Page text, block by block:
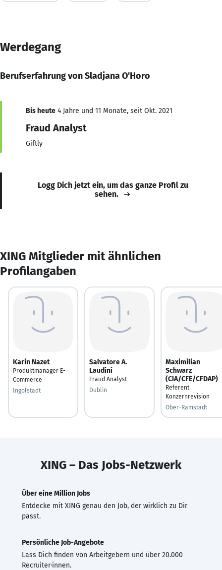
Werdegang
Berufserfahrung von Sladjana O'Horo
Bis heute 4 Jahre und 11 Monate, seit Okt. 2021
Fraud Analyst
Giftly
Logg Dich jetzt ein, um das ganze Profil zu
sehen.
XING Mitglieder mit ähnlichen
Profilangaben
Karin Nazet
Produktmanager E-
Commerce
Ingolstadt
Salvatore A.
Laudini
Fraud Analyst
Dublin
Maximilian
Schwarz
(CIA/CFE/CFDAP)
Referent
Konzernrevision
Ober-Ramstadt
XING – Das Jobs-Netzwerk
Über eine Million Jobs
Entdecke mit XING genau den Job, der wirklich zu Dir
passt.
Persönliche Job-Angebote
Lass Dich finden von Arbeitgebern und über 20.000
Recruiter·innen.